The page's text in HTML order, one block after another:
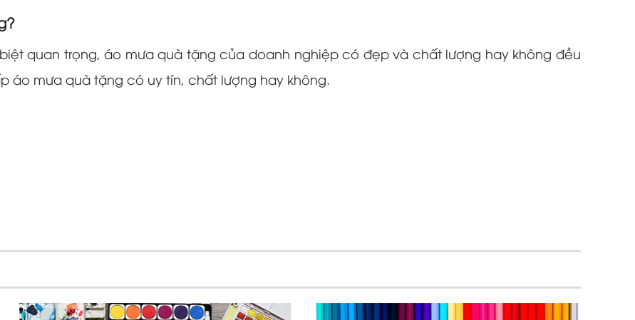
quan trọng, áo mưa quà tặng của doanh nghiệp có đẹp và chất lượng hay không đều
áo mưa quà tặng có uy tín, chất lượng hay không.